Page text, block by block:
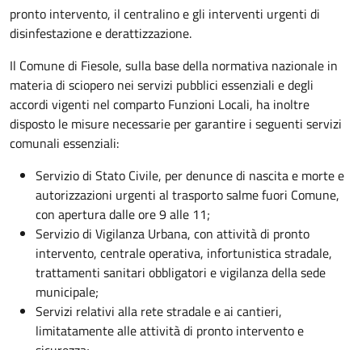
pronto intervento, il centralino e gli interventi urgenti di
disinfestazione e derattizzazione.
Il Comune di Fiesole, sulla base della normativa nazionale in
materia di sciopero nei servizi pubblici essenziali e degli
accordi vigenti nel comparto Funzioni Locali, ha inoltre
disposto le misure necessarie per garantire i seguenti servizi
comunali essenziali:
Servizio di Stato Civile, per denunce di nascita e morte e
autorizzazioni urgenti al trasporto salme fuori Comune,
con apertura dalle ore 9 alle 11;
Servizio di Vigilanza Urbana, con attività di pronto
intervento, centrale operativa, infortunistica stradale,
trattamenti sanitari obbligatori e vigilanza della sede
municipale;
Servizi relativi alla rete stradale e ai cantieri,
limitatamente alle attività di pronto intervento e